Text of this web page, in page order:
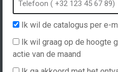
Buiten spa
Spa in de winter
Ingebouwde spa
Spa en hydrotherapie
Ik wil de catalogus per e-
Ik wil graag op de hoogte
actie van de maand